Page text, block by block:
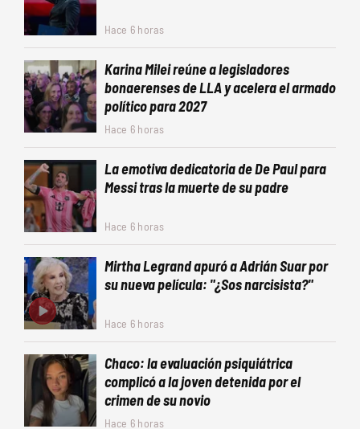
Hace 6 horas
Karina Milei reúne a legisladores
bonaerenses de LLA y acelera el armado
político para 2027
Hace 6 horas
La emotiva dedicatoria de De Paul para
Messi tras la muerte de su padre
Hace 6 horas
Mirtha Legrand apuró a Adrián Suar por
su nueva película: "¿Sos narcisista?"
Hace 6 horas
Chaco: la evaluación psiquiátrica
complicó a la joven detenida por el
crimen de su novio
Hace 6 horas